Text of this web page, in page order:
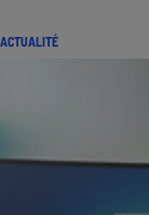
ACTUALITÉ